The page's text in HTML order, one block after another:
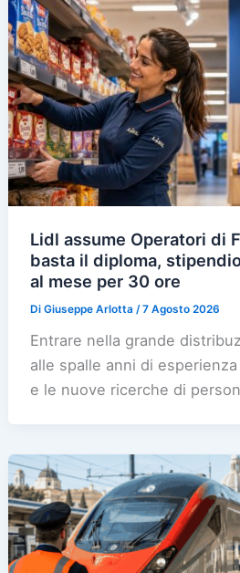
Lidl assume Operatori di
basta il diploma,
al mese per 30 ore
DiGiuseppe Arlotta/7 Agosto 2026
Entrare nella grande
alle spalle anni di
e le nuove ricerche di